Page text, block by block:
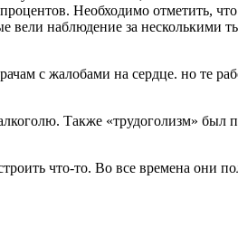
Необходимо отметить,
вели наблюдение за несколькими
с жалобами на сердце. но те
Также «трудоголизм» был
что-то. Во все времена они